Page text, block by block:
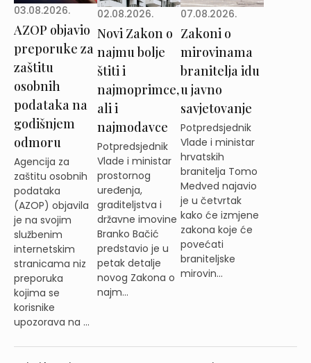
03.08.2026.
AZOP objavio
preporuke za
zaštitu
osobnih
podataka na
godišnjem
odmoru
Agencija za
zaštitu osobnih
podataka
(AZOP) objavila
je na svojim
službenim
internetskim
stranicama niz
preporuka
kojima se
korisnike
upozorava na ...
02.08.2026.
Novi Zakon o
najmu bolje
štiti i
najmoprimce,
ali i
najmodavce
Potpredsjednik
Vlade i ministar
prostornog
uređenja,
graditeljstva i
državne imovine
Branko Bačić
predstavio je u
petak detalje
novog Zakona o
najm...
07.08.2026.
Zakoni o
mirovinama
branitelja idu
u javno
savjetovanje
Potpredsjednik
Vlade i ministar
hrvatskih
branitelja Tomo
Medved najavio
je u četvrtak
kako će izmjene
zakona koje će
povećati
braniteljske
mirovin...